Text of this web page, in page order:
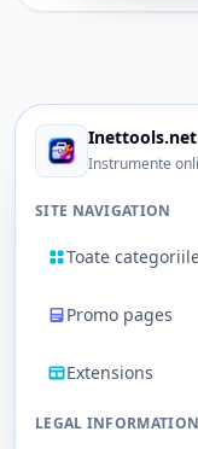
Inettools.net
Instrumente
SITE NAVIGATION
Toate
Promo pages
Extensions
LEGAL INFORMATION